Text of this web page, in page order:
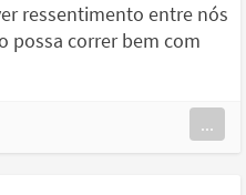
ressentimento entre nós
possa correr bem com
...